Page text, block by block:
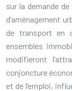
sur la demande
d’aménagement
de transport en
ensembles
modifieront
conjoncture
et de l’emploi,